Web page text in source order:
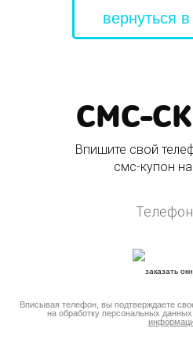
вернуться в
СМС-
Впишите свой
смс-купон на
Вписывая телефон, вы подтверждаете
на обработку персональных данных